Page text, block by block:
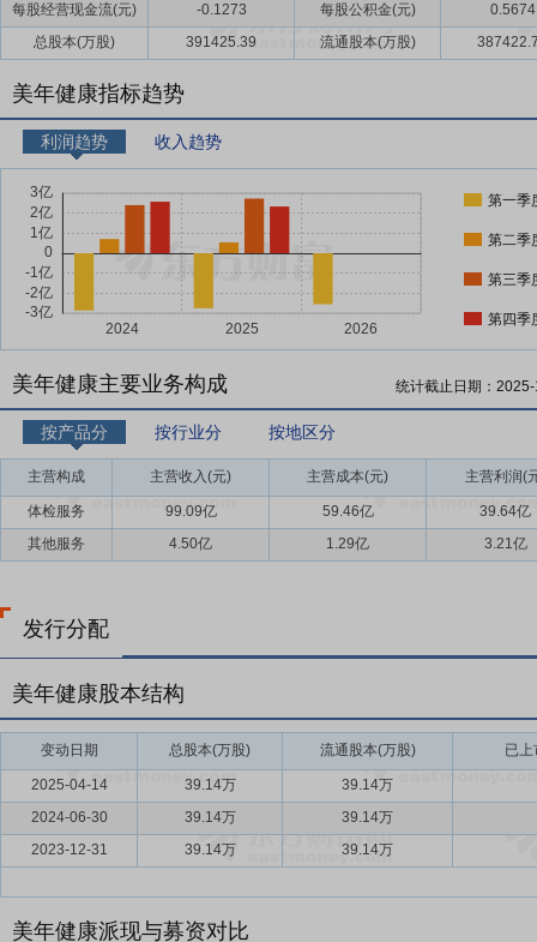
每股经营现金流(元)
-0.1273 每股公积金(元)
0.5674
总股本(万股)
391425.39 流通股本(万股)
美年健康指标趋势
利润趋势 收入趋势
第一季
第二季
第三季
第四季
美年健康主要业务构成 统计截止日期：
按产品分 按行业分 按地区分
主营构成 主营收入(元) 主营成本(元) 主营利润(
体检服务 99.09亿 59.46亿
39.64亿
其他服务
4.50亿 1.29亿 3.21亿
发行分配
美年健康股本结构
变动日期 总股本(万股) 流通股本(万股) 已
2025-04-14 39.14万
39.14万
2024-06-30
39.14万
39.14万
2023-12-31
39.14万 39.14万
美年健康派现与募资对比